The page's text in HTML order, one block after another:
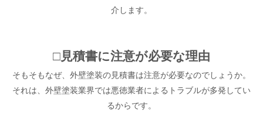
介します。
□見積書に注意が必要な理由
そもそもなぜ、外壁塗装の見積書は注意が必要なのでしょうか。
それは、外壁塗装業界では悪徳業者によるトラブルが多発してい
るからです。